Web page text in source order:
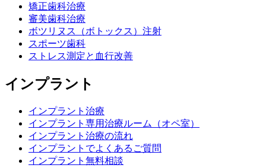
矯正歯科治療
審美歯科治療
ボツリヌス（ボトックス）注射
スポーツ歯科
ストレス測定と血行改善
インプラント
インプラント治療
インプラント専用治療ルーム（オペ室）
インプラント治療の流れ
インプラントでよくあるご質問
インプラント無料相談